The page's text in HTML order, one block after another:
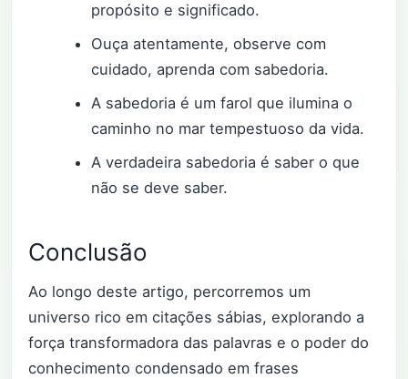
propósito e significado.
Ouça atentamente, observe com
cuidado, aprenda com sabedoria.
A sabedoria é um farol que ilumina o
caminho no mar tempestuoso da vida.
A verdadeira sabedoria é saber o que
não se deve saber.
Conclusão
Ao longo deste artigo, percorremos um
universo rico em citações sábias, explorando a
força transformadora das palavras e o poder do
conhecimento condensado em frases